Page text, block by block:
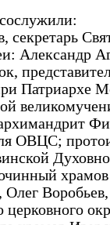
секретарь
Александр
Патриархе
ОВЦС;
храмов
Олег Воробьев,